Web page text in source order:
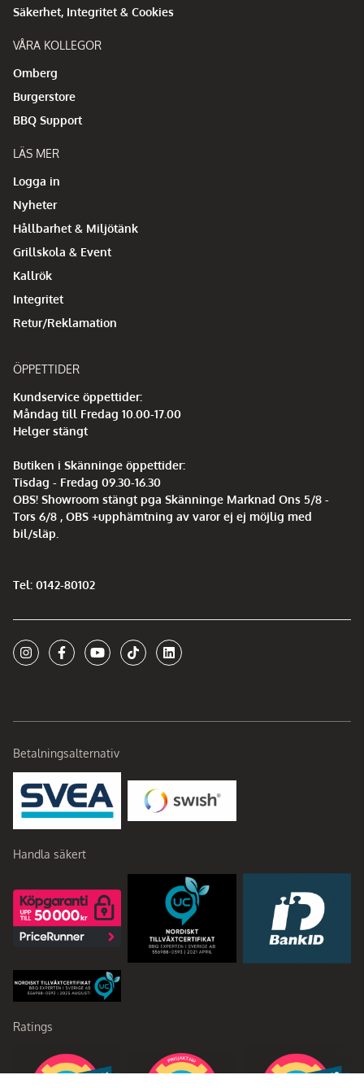
Säkerhet, Integritet & Cookies
VÅRA KOLLEGOR
Omberg
Burgerstore
BBQ Support
LÄS MER
Logga in
Nyheter
Hållbarhet & Miljötänk
Grillskola & Event
Kallrök
Integritet
Retur/Reklamation
ÖPPETTIDER
Kundservice öppettider:
Måndag till Fredag 10.00-17.00
Helger stängt
Butiken i Skänninge öppettider:
Tisdag - Fredag 09.30-16.30
OBS! Showroom stängt pga Skänninge Marknad Ons 5/8 -
Tors 6/8 , OBS +upphämtning av varor ej ej möjlig med
bil/släp.
Tel: 0142-80102
Betalningsalternativ
Handla säkert
Ratings